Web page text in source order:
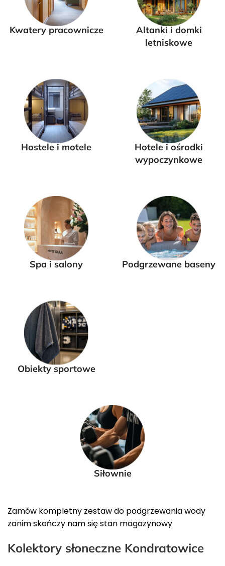
Kwatery pracownicze
Altanki i domki
letniskowe
Hostele i motele
Hotele i ośrodki
wypoczynkowe
Spa i salony Podgrzewane baseny
Obiekty sportowe
Siłownie
Zamów kompletny zestaw do podgrzewania wody
zanim skończy nam się stan magazynowy
Kolektory słoneczne Kondratowice